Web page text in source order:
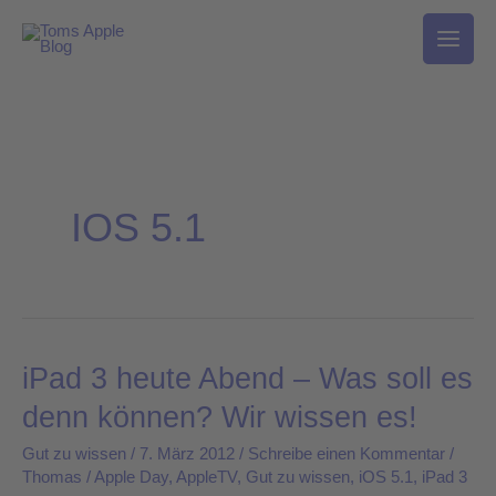
Inhalt
IOS 5.1
iPad 3 heute Abend – Was soll es
denn können? Wir wissen es!
Gut zu wissen / 7. März 2012 / Schreibe einen Kommentar /
Thomas / Apple Day, AppleTV, Gut zu wissen, iOS 5.1 , iPad 3
iPad
heute
Abend